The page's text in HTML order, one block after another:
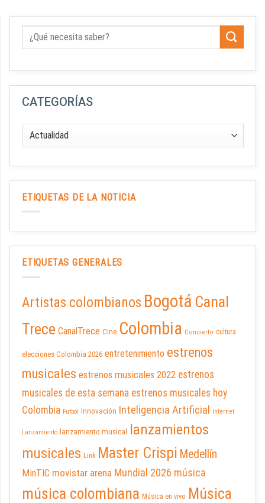
CATEGORÍAS
ETIQUETAS DE LA NOTICIA
ETIQUETAS GENERALES
Artistas colombianos Bogotá Canal
Trece CanalTrece Cine Colombia Concierto cultura
elecciones Colombia 2026 entretenimiento estrenos
musicales estrenos musicales 2022 estrenos
musicales de esta semana estrenos musicales hoy
Colombia Futbol Innovación Inteligencia Artificial Internet
Lanzamiento lanzamiento musical
lanzamientos
musicales Link Master Crispi Medellín
MinTIC movistar arena Mundial 2026 música
música colombiana Música en vivo Música